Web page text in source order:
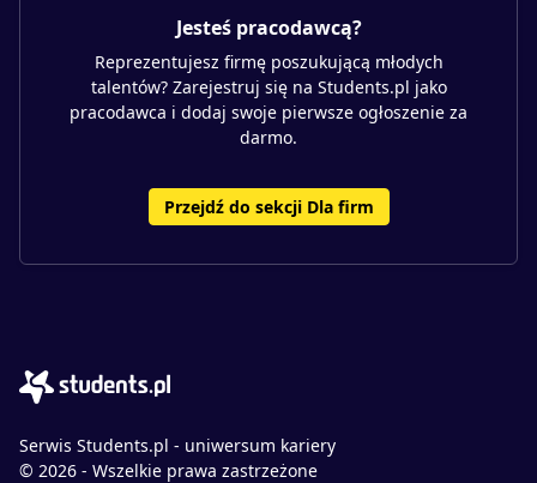
Jesteś pracodawcą?
Reprezentujesz firmę poszukującą młodych
talentów? Zarejestruj się na Students.pl jako
pracodawca i dodaj swoje pierwsze ogłoszenie za
darmo.
Przejdź do sekcji Dla firm
Serwis Students.pl - uniwersum kariery
© 2026 - Wszelkie prawa zastrzeżone